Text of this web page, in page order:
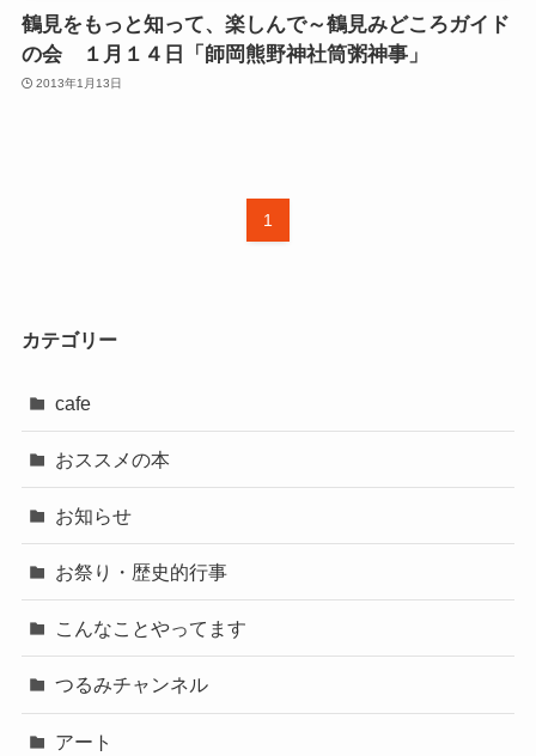
鶴見をもっと知って、楽しんで～鶴見みどころガイド
の会 １月１４日「師岡熊野神社筒粥神事」
2013年1月13日
1
カテゴリー
cafe
おススメの本
お知らせ
お祭り・歴史的行事
こんなことやってます
つるみチャンネル
アート